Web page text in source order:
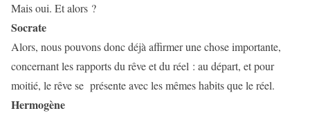
Mais oui. Et alors ?
Socrate
Alors, nous pouvons donc déjà affirmer une chose importante,
concernant les rapports du rêve et du réel : au départ, et pour
moitié, le rêve se présente avec les mêmes habits que le réel.
Hermogène